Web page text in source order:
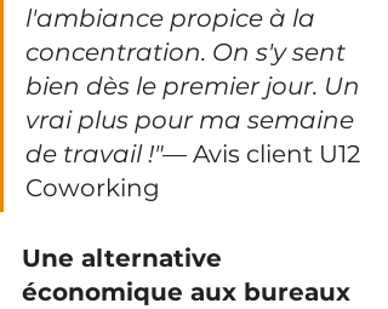
l'ambiance propice à la
concentration. On s'y sent
bien dès le premier jour. Un
vrai plus pour ma semaine
de travail !"— Avis client U12
Coworking
Une alternative
économique aux bureaux